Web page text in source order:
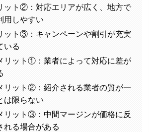
ット②：対応エリアが広く、地方で
用しやすい
ット③：キャンペーンや割引が充実
いる
リット①：業者によって対応に差が
リット②：紹介される業者の質が一
は限らない
リット③：中間マージンが価格に反
れる場合がある